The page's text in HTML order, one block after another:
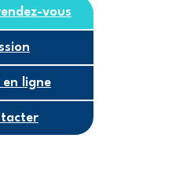
vous
en ligne